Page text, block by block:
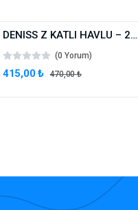
DENISS Z KATLI HAVLU – 200 YAPRAK
(0 Yorum)
415,00 ₺ 470,00 ₺